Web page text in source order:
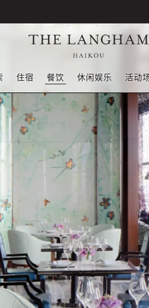
住宿 餐饮 休闲娱乐 活动